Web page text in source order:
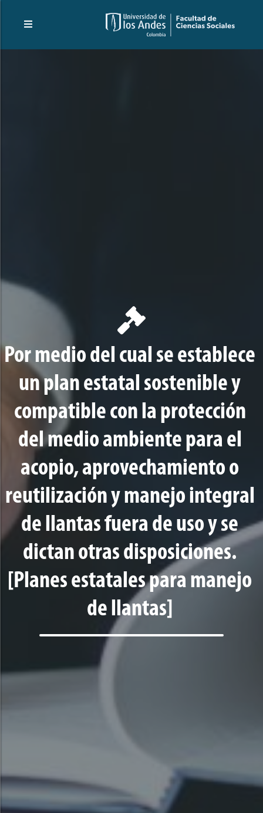
Por medio del cual se establece
un plan estatal sostenible y
compatible con la protección
del medio ambiente para el
acopio, aprovechamiento o
reutilización y manejo integral
de llantas fuera de uso y se
dictan otras disposiciones.
[Planes estatales para manejo
de llantas]